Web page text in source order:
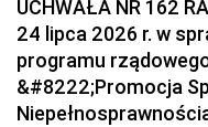
UCHWAŁA NR 162
24 lipca 2026 r. w
programu
&#8222;Promocja